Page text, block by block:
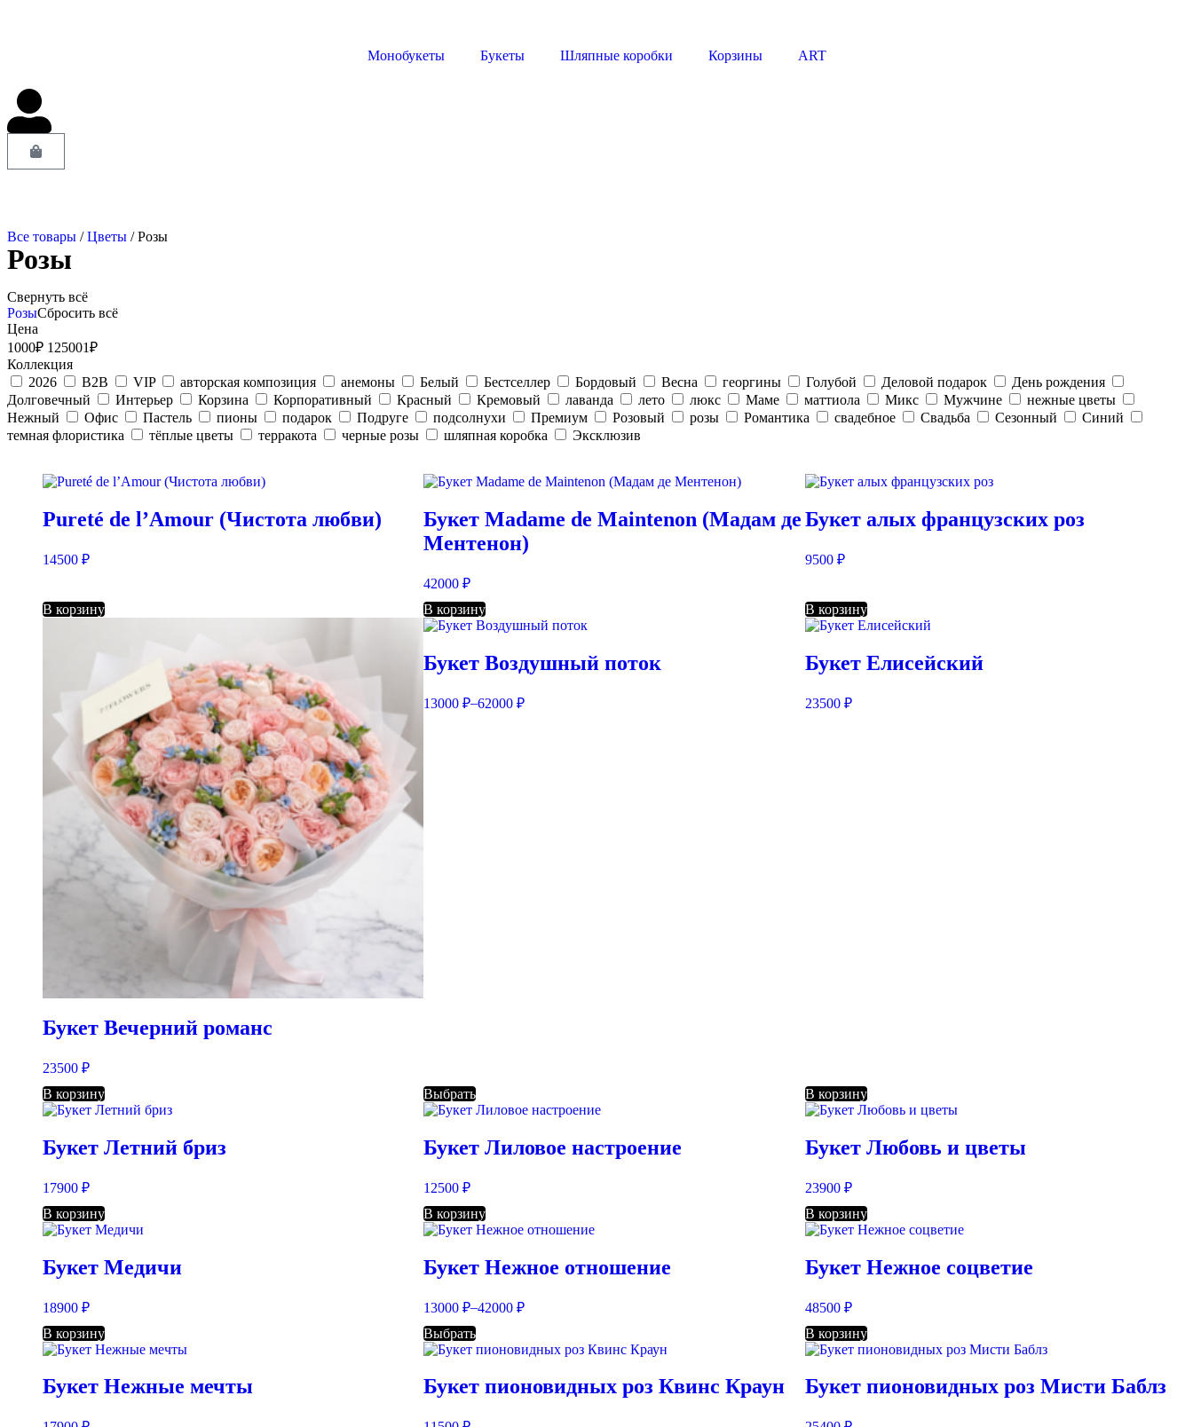
Монобукеты Букеты Шляпные коробки Корзины ART
Все товары /Цветы / Розы
Розы
Свернуть всё
РозыСбросить всё
Цена
1000₽ 125001₽
Коллекция
2026
B2B VIP авторская композиция анемоны Белый Бестселлер Бордовый Весна георгины Голубой Деловой подарок
День рождения
Долговечный
Интерьер Корзина Корпоративный Красный Кремовый лаванда лето люкс Маме маттиола Микс Мужчине
нежные цветы
Нежный
Офис Пастель пионы подарок Подруге подсолнухи Премиум Розовый розы Романтика свадебное Свадьба Сезонный
Синий
темная флористика
тёплые цветы терракота черные розы шляпная коробка Эксклюзив
Pureté de l’Amour (Чистота любви)
14500 ₽
В корзину
Букет Madame de Maintenon (Мадам де
Ментенон)
42000₽
В корзину
Букет алых французских роз
9500 ₽
В корзину
Букет Вечерний романс
23500 ₽
В корзину
Букет Воздушный поток
13000₽–62000₽
Выбрать
Букет Елисейский
23500 ₽
В корзину
Букет Летний бриз
17900 ₽
В корзину
Букет Лиловое настроение
12500₽
В корзину
Букет Любовь и цветы
23900 ₽
В корзину
Букет Медичи
18900 ₽
В корзину
Букет Нежное отношение
13000₽–42000₽
Выбрать
Букет Нежное соцветие
48500 ₽
В корзину
Букет Нежные мечты Букет пионовидных роз Квинс Краун Букет пионовидных роз Мисти Баблз